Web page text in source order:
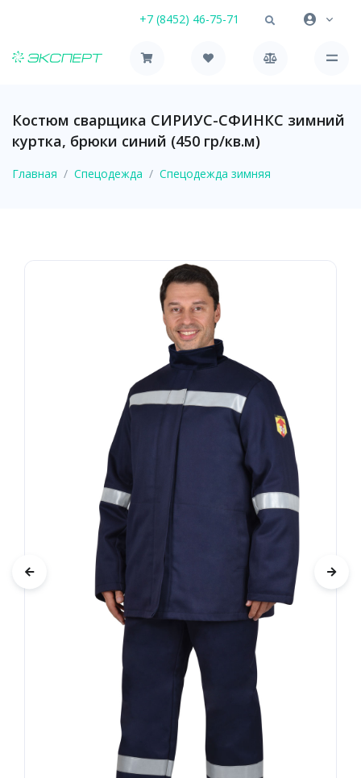
+7 (8452) 46-75-71
Костюм сварщика СИРИУС-СФИНКС зимний
куртка, брюки синий (450 гр/кв.м)
Главная Спецодежда Спецодежда зимняя